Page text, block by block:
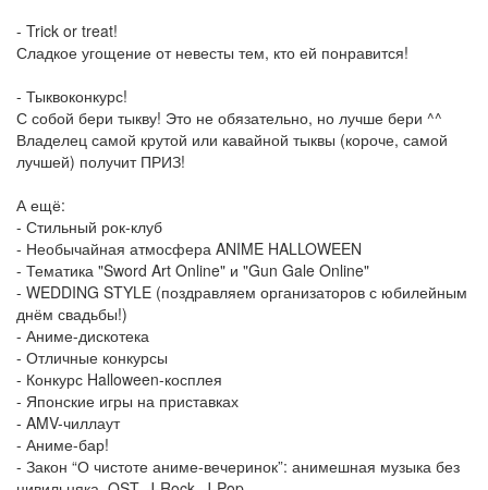
- Trick or treat!
Сладкое угощение от невесты тем, кто ей понравится!
- Тыквоконкурс!
С собой бери тыкву! Это не обязательно, но лучше бери ^^
Владелец самой крутой или кавайной тыквы (короче, самой
лучшей) получит ПРИЗ!
А ещё:
- Стильный рок-клуб
- Необычайная атмосфера ANIME HALLOWEEN
- Тематика "Sword Art Online" и "Gun Gale Online"
- WEDDING STYLE (поздравляем организаторов с юбилейным
днём свадьбы!)
- Аниме-дискотека
- Отличные конкурсы
- Конкурс Halloween-косплея
- Японские игры на приставках
- AMV-чиллаут
- Аниме-бар!
- Закон “О чистоте аниме-вечеринок”: анимешная музыка без